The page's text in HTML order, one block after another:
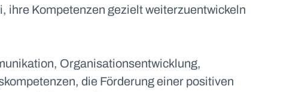
ihre Kompetenzen gezielt weiterzuentwickeln
Organisationsentwicklung,
die Förderung einer positiven